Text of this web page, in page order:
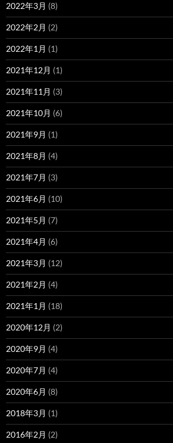
2022年3月 (8)
2022年2月 (2)
2022年1月 (1)
2021年12月 (1)
2021年11月 (3)
2021年10月 (6)
2021年9月 (1)
2021年8月 (4)
2021年7月 (3)
2021年6月 (10)
2021年5月 (7)
2021年4月 (6)
2021年3月 (12)
2021年2月 (4)
2021年1月 (18)
2020年12月 (2)
2020年9月 (4)
2020年7月 (4)
2020年6月 (8)
2018年3月 (1)
2016年2月 (2)